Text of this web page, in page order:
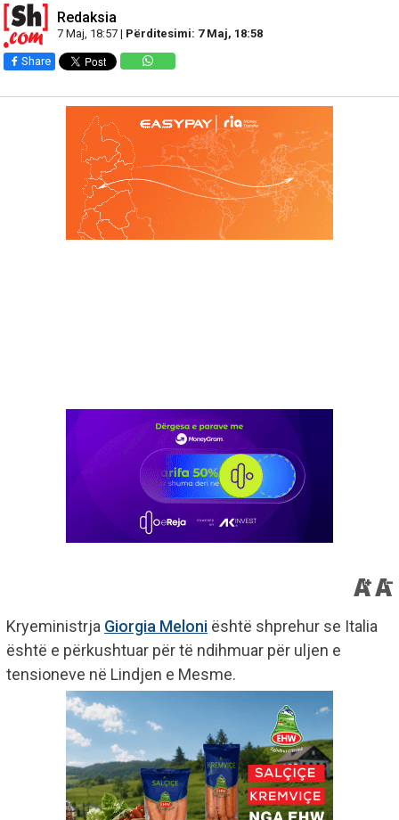
Redaksia
7 Maj, 18:57 | Përditesimi: 7 Maj, 18:58
Share
Kryeministrja Giorgia Meloni është shprehur se Italia
është e përkushtuar për të ndihmuar për uljen e
tensioneve në Lindjen e Mesme.